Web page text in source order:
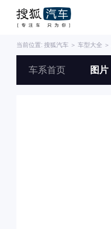
当前位置: 搜狐汽车 ＞ 车型大全 ＞
车系首页 图片